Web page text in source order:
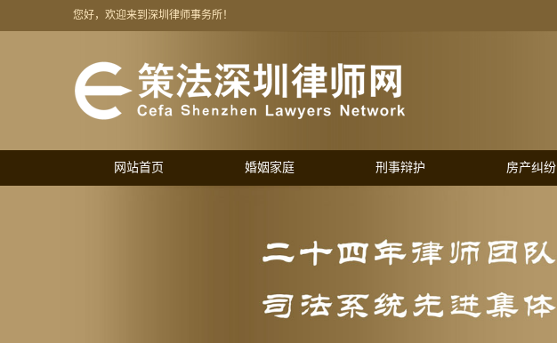
您好，欢迎来到深圳律师事务所！
网站首页 婚姻家庭 刑事辩护 房产纠纷